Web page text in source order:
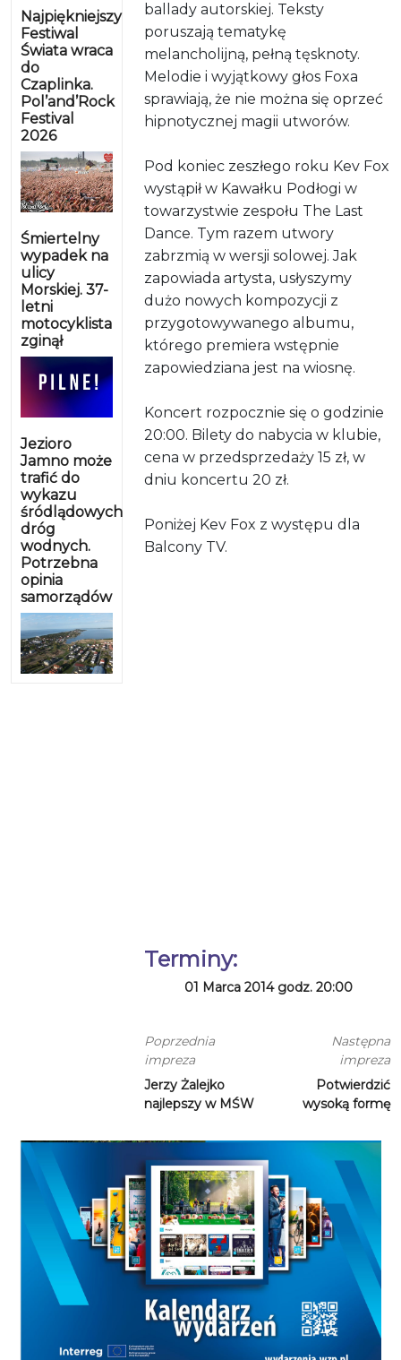
Najpiękniejszy
Festiwal
Świata wraca
do
Czaplinka.
Pol’and’Rock
Festival
2026
Śmiertelny
wypadek na
ulicy
Morskiej. 37-
letni
motocyklista
zginął
Jezioro
Jamno może
trafić do
wykazu
śródlądowych
dróg
wodnych.
Potrzebna
opinia
samorządów
ballady autorskiej. Teksty
poruszają tematykę
melancholijną, pełną tęsknoty.
Melodie i wyjątkowy głos Foxa
sprawiają, że nie można się oprzeć
hipnotycznej magii utworów.
Pod koniec zeszłego roku Kev Fox
wystąpił w Kawałku Podłogi w
towarzystwie zespołu The Last
Dance. Tym razem utwory
zabrzmią w wersji solowej. Jak
zapowiada artysta, usłyszymy
dużo nowych kompozycji z
przygotowywanego albumu,
którego premiera wstępnie
zapowiedziana jest na wiosnę.
Koncert rozpocznie się o godzinie
20:00. Bilety do nabycia w klubie,
cena w przedsprzedaży 15 zł, w
dniu koncertu 20 zł.
Poniżej Kev Fox z występu dla
Balcony TV.
Terminy:
01 Marca 2014 godz. 20:00
Poprzednia
impreza
Jerzy Żalejko
najlepszy w MŚW
Następna
impreza
Potwierdzić
wysoką formę